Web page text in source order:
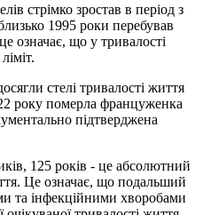
стрімко зростав в період з
1995 роки перебував
означає, що у тривалості
стелі тривалості життя
року померла француженка
підтверджена
125 років - це абсолютний
Це означає, що подальший
та інфекційними хворобами